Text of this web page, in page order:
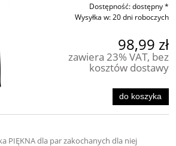
Dostępność:dostępny *
Wysyłka w:20 dni roboczych
98,99 zł
zawiera 23% VAT, bez
kosztów dostawy
do koszyka
PIĘKNA dla par zakochanych dla niej